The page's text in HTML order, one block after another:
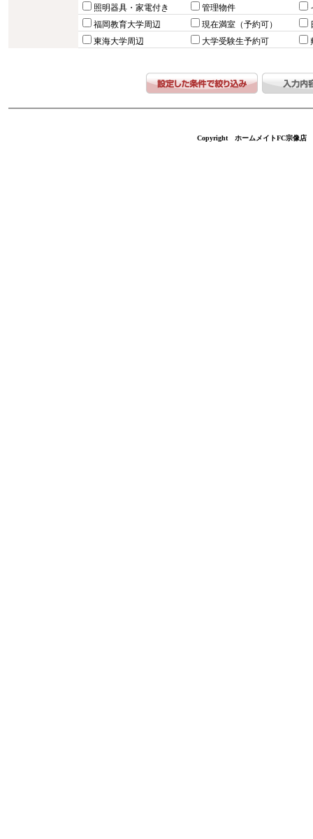
照明器具・家電付き 管理物件
福岡教育大学周辺
現在満室（予約可）
東海大学周辺
大学受験生予約可
Copyright ホームメイトFC宗像店